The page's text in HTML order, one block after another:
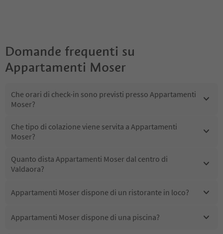
Domande frequenti su
Appartamenti Moser
Che orari di check-in sono previsti presso Appartamenti
Moser?
Che tipo di colazione viene servita a Appartamenti
Moser?
Quanto dista Appartamenti Moser dal centro di
Valdaora?
Appartamenti Moser dispone di un ristorante in loco?
Appartamenti Moser dispone di una piscina?